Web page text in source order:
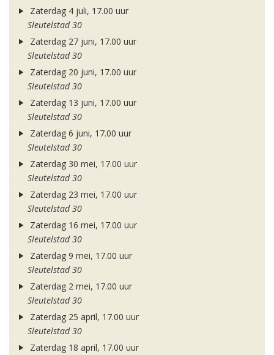
Zaterdag 4 juli, 17.00 uur
Sleutelstad 30
Zaterdag 27 juni, 17.00 uur
Sleutelstad 30
Zaterdag 20 juni, 17.00 uur
Sleutelstad 30
Zaterdag 13 juni, 17.00 uur
Sleutelstad 30
Zaterdag 6 juni, 17.00 uur
Sleutelstad 30
Zaterdag 30 mei, 17.00 uur
Sleutelstad 30
Zaterdag 23 mei, 17.00 uur
Sleutelstad 30
Zaterdag 16 mei, 17.00 uur
Sleutelstad 30
Zaterdag 9 mei, 17.00 uur
Sleutelstad 30
Zaterdag 2 mei, 17.00 uur
Sleutelstad 30
Zaterdag 25 april, 17.00 uur
Sleutelstad 30
Zaterdag 18 april, 17.00 uur